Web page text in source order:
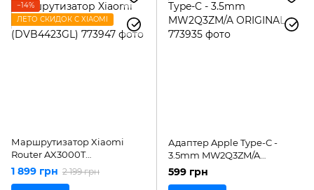
−14%
ЛЕТО СКИДОК С XIAOMI
Маршрутизатор Xiaomi
Router AX3000T
(DVB4423GL)
1 899 грн 2 199 грн
Адаптер Apple Type-C -
3.5mm MW2Q3ZM/A
ORIGINAL
599 грн